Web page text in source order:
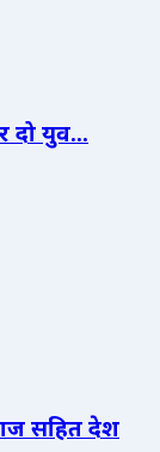
दो युव...
सहित देश